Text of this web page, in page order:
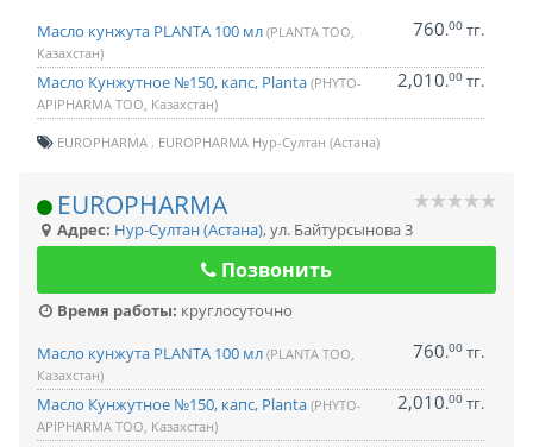
Масло кунжута PLANTA 100 мл (PLANTA ТОО,
Казахстан)
760.00 тг.
Масло Кунжутное №150, капс, Planta (PHYTO-
APIPHARMA ТОО, Казахстан)
2,010.00 тг.
EUROPHARMA EUROPHARMA Нур-Султан (Астана)
EUROPHARMA
Адрес: Нур-Султан (Астана),ул. Байтурсынова 3
Позвонить
Время работы: круглосуточно
Масло кунжута PLANTA 100 мл (PLANTA ТОО,
Казахстан)
760.00 тг.
Масло Кунжутное №150, капс, Planta (PHYTO-
APIPHARMA ТОО, Казахстан)
2,010.00 тг.